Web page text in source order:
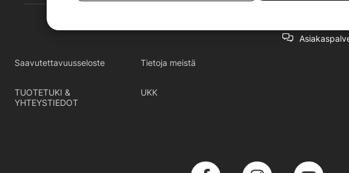
Saavutettavuusseloste Tietoja meistä
TUOTETUKI &
YHTEYSTIEDOT
UKK